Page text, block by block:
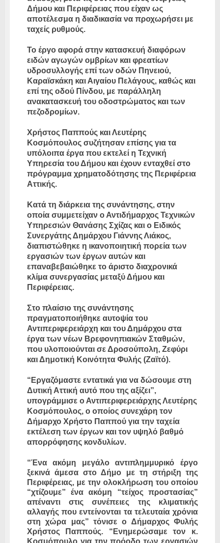
Δήμου και Περιφέρειας που είχαν ως
αποτέλεσμα η διαδικασία να προχωρήσει με
ταχείς ρυθμούς.
Το έργο αφορά στην κατασκευή διαφόρων
ειδών αγωγών ομβρίων και φρεατίων
υδροσυλλογής επί των οδών Πηνειού,
Καραϊσκάκη και Αιγαίου Πελάγους, καθώς και
επί της οδού Πίνδου, με παράλληλη
ανακατασκευή του οδοστρώματος και των
πεζοδρομίων.
Χρήστος Παππούς και Λευτέρης
Κοσμόπουλος συζήτησαν επίσης για τα
υπόλοιπα έργα που εκτελεί η Τεχνική
Υπηρεσία του Δήμου και έχουν ενταχθεί στο
πρόγραμμα χρηματοδότησης της Περιφέρεια
Αττικής.
Κατά τη διάρκεια της συνάντησης, στην
οποία συμμετείχαν ο Αντιδήμαρχος Τεχνικών
Υπηρεσιών Θανάσης Σχίζας και ο Ειδικός
Συνεργάτης Δημάρχου Γιάννης Λιάκος,
διαπιστώθηκε η ικανοποιητική πορεία των
εργασιών των έργων αυτών και
επαναβεβαιώθηκε το άριστο διαχρονικά
κλίμα συνεργασίας μεταξύ Δήμου και
Περιφέρειας.
Στο πλαίσιο της συνάντησης
πραγματοποιήθηκε αυτοψία του
Αντιπεριφερειάρχη και του Δημάρχου στα
έργα των νέων Βρεφονηπιακών Σταθμών,
που υλοποιούνται σε Δροσούπολη, Ζεφύρι
και Δημοτική Κοινότητα Φυλής (Ζαϊτό).
“Εργαζόμαστε εντατικά για να δώσουμε στη
Δυτική Αττική αυτό που της αξίζει”,
υπογράμμισε ο Αντιπεριφερειάρχης Λευτέρης
Κοσμόπουλος, ο οποίος συνεχάρη τον
Δήμαρχο Χρήστο Παππού για την ταχεία
εκτέλεση των έργων και τον υψηλό βαθμό
απορρόφησης κονδυλίων.
“Ένα ακόμη μεγάλο αντιπλημμυρικό έργο
ξεκινά άμεσα στο Δήμο με τη στήριξη της
Περιφέρειας, με την ολοκλήρωση του οποίου
“χτίζουμε” ένα ακόμη “τείχος προστασίας”
απέναντι στις συνέπειες της κλιματικής
αλλαγής που εντείνονται τα τελευταία χρόνια
στη χώρα μας” τόνισε ο Δήμαρχος Φυλής
Χρήστος Παππούς. “Ενημερώσαμε τον κ.
Κοσμόπουλο για την πρόοδο των εργασιών